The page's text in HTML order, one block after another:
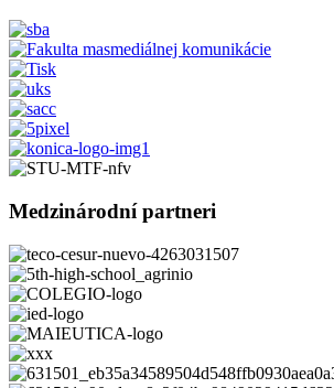
Medzinárodní partneri